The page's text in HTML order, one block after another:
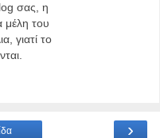
σας, η
μέλη του
γιατί το
›